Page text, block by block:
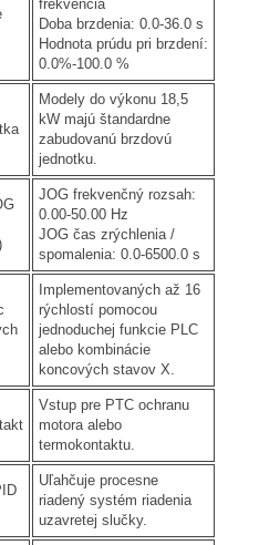
frekvencia
Doba brzdenia: 0.0-36.0 s
Hodnota prúdu pri brzdení:
0.0%-100.0 %
Modely do výkonu 18,5
kW majú štandardne
zabudovanú brzdovú
jednotku.
JOG frekvenčný rozsah:
0.00-50.00 Hz
JOG čas zrýchlenia /
spomalenia: 0.0-6500.0 s
Implementovaných až 16
rýchlostí pomocou
jednoduchej funkcie PLC
alebo kombinácie
koncových stavov X.
Vstup pre PTC ochranu
motora alebo
termokontaktu.
Uľahčuje procesne
riadený systém riadenia
uzavretej slučky.